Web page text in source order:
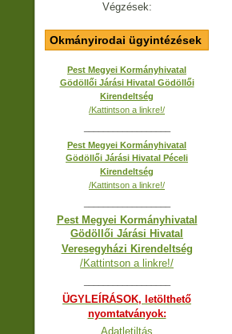
Végzések:
Okmányirodai ügyintézések
Pest Megyei Kormányhivatal
Gödöllői Járási Hivatal Gödöllői
Kirendeltség
/Kattintson a linkre!/
Pest Megyei Kormányhivatal
Gödöllői Járási Hivatal Péceli
Kirendeltség
/Kattintson a linkre!/
Pest Megyei Kormányhivatal
Gödöllői Járási Hivatal
Veresegyházi Kirendeltség
/Kattintson a linkre!/
ÜGYLEÍRÁSOK, letölthető
nyomtatványok:
Adatletiltás